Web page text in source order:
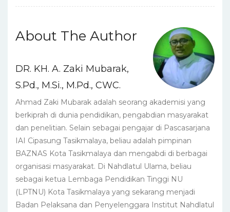
About The Author
DR. KH. A. Zaki Mubarak,
S.Pd., M.Si., M.Pd., CWC.
Ahmad Zaki Mubarak adalah seorang akademisi yang
berkiprah di dunia pendidikan, pengabdian masyarakat
dan penelitian. Selain sebagai pengajar di Pascasarjana
IAI Cipasung Tasikmalaya, beliau adalah pimpinan
BAZNAS Kota Tasikmalaya dan mengabdi di berbagai
organisasi masyarakat. Di Nahdlatul Ulama, beliau
sebagai ketua Lembaga Pendidikan Tinggi NU
(LPTNU) Kota Tasikmalaya yang sekarang menjadi
Badan Pelaksana dan Penyelenggara Institut Nahdlatul